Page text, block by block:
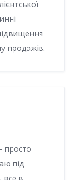
продажів.
просто
під